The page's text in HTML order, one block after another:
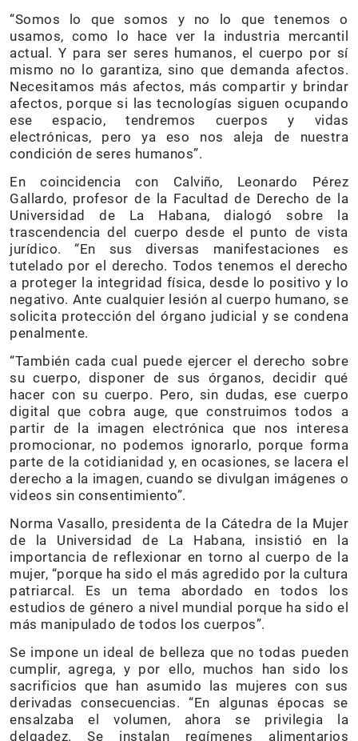
“Somos lo que somos y no lo que tenemos o
usamos, como lo hace ver la industria mercantil
actual. Y para ser seres humanos, el cuerpo por sí
mismo no lo garantiza, sino que demanda afectos.
Necesitamos más afectos, más compartir y brindar
afectos, porque si las tecnologías siguen ocupando
ese espacio, tendremos cuerpos y vidas
electrónicas, pero ya eso nos aleja de nuestra
condición de seres humanos”.
En coincidencia con Calviño, Leonardo Pérez
Gallardo, profesor de la Facultad de Derecho de la
Universidad de La Habana, dialogó sobre la
trascendencia del cuerpo desde el punto de vista
jurídico. “En sus diversas manifestaciones es
tutelado por el derecho. Todos tenemos el derecho
a proteger la integridad física, desde lo positivo y lo
negativo. Ante cualquier lesión al cuerpo humano, se
solicita protección del órgano judicial y se condena
penalmente.
“También cada cual puede ejercer el derecho sobre
su cuerpo, disponer de sus órganos, decidir qué
hacer con su cuerpo. Pero, sin dudas, ese cuerpo
digital que cobra auge, que construimos todos a
partir de la imagen electrónica que nos interesa
promocionar, no podemos ignorarlo, porque forma
parte de la cotidianidad y, en ocasiones, se lacera el
derecho a la imagen, cuando se divulgan imágenes o
videos sin consentimiento”.
Norma Vasallo, presidenta de la Cátedra de la Mujer
de la Universidad de La Habana, insistió en la
importancia de reflexionar en torno al cuerpo de la
mujer, “porque ha sido el más agredido por la cultura
patriarcal. Es un tema abordado en todos los
estudios de género a nivel mundial porque ha sido el
más manipulado de todos los cuerpos”.
Se impone un ideal de belleza que no todas pueden
cumplir, agrega, y por ello, muchos han sido los
sacrificios que han asumido las mujeres con sus
derivadas consecuencias. “En algunas épocas se
ensalzaba el volumen, ahora se privilegia la
delgadez. Se instalan regímenes alimentarios